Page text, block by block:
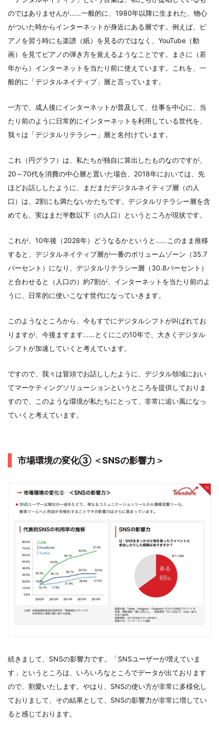
のではありませんが……一般的に、1980年以降に生まれた、物心
がついた時からインターネットが身近にある層です。例えば、ピ
アノを習う時にも楽譜（紙）を見るのではなく、YouTube（動
画）を見てピアノの弾き方を覚えるようなことです。まさに（若
年から）インターネットを当たり前に使えています。これを、一
般的に「デジタルネイティブ」層と言っています。
一方で、成人後にインターネットが普及して、仕事を中心に、当
たり前のように日常的にインターネットを利用している世代を、
我々は「デジタルリテラシー」層と名付けています。
これ（円グラフ）は、私たちが独自に算出したものなのですが、
20～70代を消費の中心層と置いた場合、2018年においては、先
ほどお話ししたように、まだまだデジタルネイティブ層（の人
口）は、2割にも満たないかたちです。デジタルリテラシー層を含
めても、実はまだ半数以下（の人口）というところが現状です。
これが、10年後（2028年）どうなるかというと……このまま推移
すると、デジタルネイティブ層が一番のボリュームゾーン（35.7
パーセント）になり、デジタルリテラシー層（30.8パーセント）
と合わせると（人口の）約7割が、インターネットを当たり前のよ
うに、日常的に使いこなす世代になっていきます。
このようなところから、今もすでにデジタルシフトが叫ばれてお
りますが、今後ますます……とくにこの10年で、大きくデジタル
シフトが加速していくと考えています。
ですので、我々は冒頭でお話ししたように、デジタル領域におい
てマーケティングソリューションというところを提供しておりま
すので、このような環境が私たちにとって、非常に追い風になっ
ていくと考えています。
市場環境の変化③ ＜SNSの影響力＞
続きまして、SNSの影響力です。「SNSユーザーが増えていま
す」というところは、いろいろなところでデータが出ております
ので、割愛いたします。やはり、SNSの使い方が非常に多様化し
ておりまして、その結果として、SNSの影響力が非常に増してい
ると感じております。